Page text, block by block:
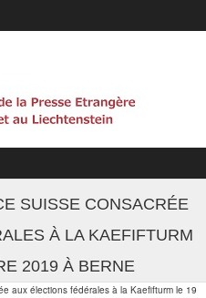
SUISSE CONSACRÉE
À LA KAEFIFTURM
2019 À BERNE
aux élections fédérales à la Kaefifturm le 19